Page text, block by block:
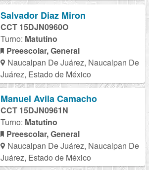
Salvador Diaz Miron
CCT 15DJN0960O
Turno: Matutino
Preescolar, General
Naucalpan De Juárez, Naucalpan De
Juárez, Estado de México
Manuel Avila Camacho
CCT 15DJN0961N
Turno: Matutino
Preescolar, General
Naucalpan De Juárez, Naucalpan De
Juárez, Estado de México